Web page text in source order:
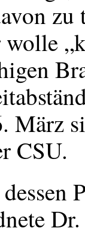
zu
März
CSU.